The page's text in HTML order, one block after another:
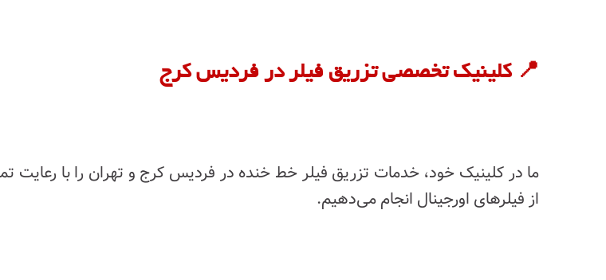
📍 کلینیک تخصصی تزریق فیلر در فردیس کرج
ما در کلینیک خود، خدمات تزریق فیلر خط خنده در فردیس کرج و تهران را با رعایت
از فیلرهای اورجینال انجام می‌دهیم.